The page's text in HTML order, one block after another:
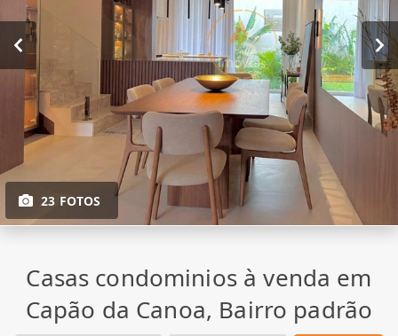
23 FOTOS
Casas condominios à venda em
Capão da Canoa, Bairro padrão